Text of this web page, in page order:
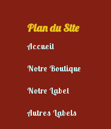
Plan du Site
Accueil
Notre Boutique
Notre Label
Autres Labels